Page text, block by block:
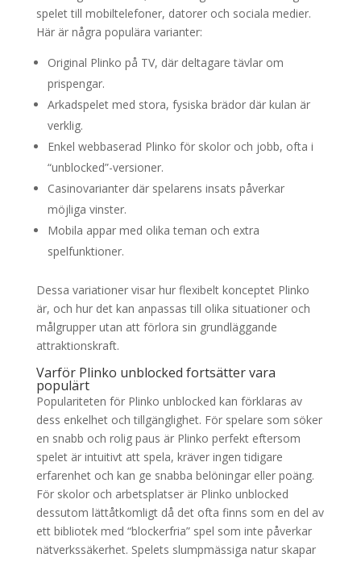
spelet till mobiltelefoner, datorer och sociala medier.
Här är några populära varianter:
Original Plinko på TV, där deltagare tävlar om
prispengar.
Arkadspelet med stora, fysiska brädor där kulan är
verklig.
Enkel webbaserad Plinko för skolor och jobb, ofta i
“unblocked”-versioner.
Casinovarianter där spelarens insats påverkar
möjliga vinster.
Mobila appar med olika teman och extra
spelfunktioner.
Dessa variationer visar hur flexibelt konceptet Plinko
är, och hur det kan anpassas till olika situationer och
målgrupper utan att förlora sin grundläggande
attraktionskraft.
Varför Plinko unblocked fortsätter vara
populärt
Populariteten för Plinko unblocked kan förklaras av
dess enkelhet och tillgänglighet. För spelare som söker
en snabb och rolig paus är Plinko perfekt eftersom
spelet är intuitivt att spela, kräver ingen tidigare
erfarenhet och kan ge snabba belöningar eller poäng.
För skolor och arbetsplatser är Plinko unblocked
dessutom lättåtkomligt då det ofta finns som en del av
ett bibliotek med “blockerfria” spel som inte påverkar
nätverkssäkerhet. Spelets slumpmässiga natur skapar